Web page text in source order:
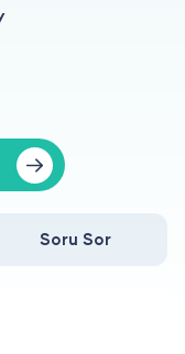
Soru Sor